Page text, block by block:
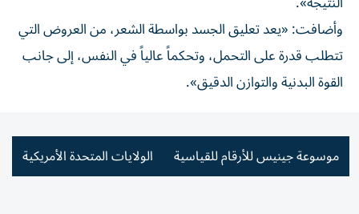
وأضافت: «يعد تعليق الجسد بواسطة الشعر، من العروض التي
تتطلب قدرة على التحمل، وتحكماً عالياً في النفس، إلى جانب
القوة البدنية والتوازن الدقيق».
موسوعة جينيس للأرقام للقياسية الولايات المتحدة الأمريكية